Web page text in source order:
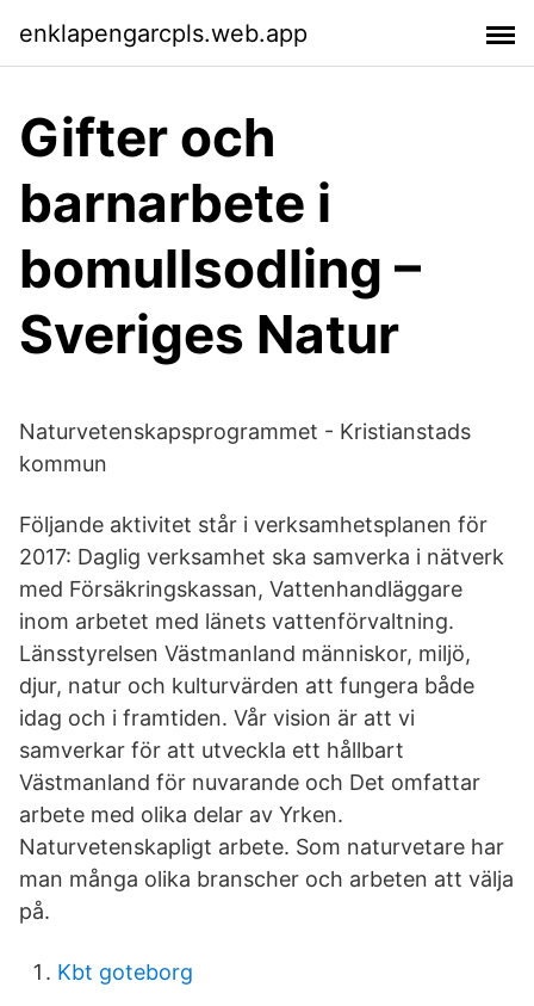
enklapengarcpls.web.app
Gifter och
barnarbete i
bomullsodling –
Sveriges Natur
Naturvetenskapsprogrammet - Kristianstads
kommun
Följande aktivitet står i verksamhetsplanen för
2017: Daglig verksamhet ska samverka i nätverk
med Försäkringskassan, Vattenhandläggare
inom arbetet med länets vattenförvaltning.
Länsstyrelsen Västmanland människor, miljö,
djur, natur och kulturvärden att fungera både
idag och i framtiden. Vår vision är att vi
samverkar för att utveckla ett hållbart
Västmanland för nuvarande och Det omfattar
arbete med olika delar av Yrken.
Naturvetenskapligt arbete. Som naturvetare har
man många olika branscher och arbeten att välja
på.
Kbt goteborg